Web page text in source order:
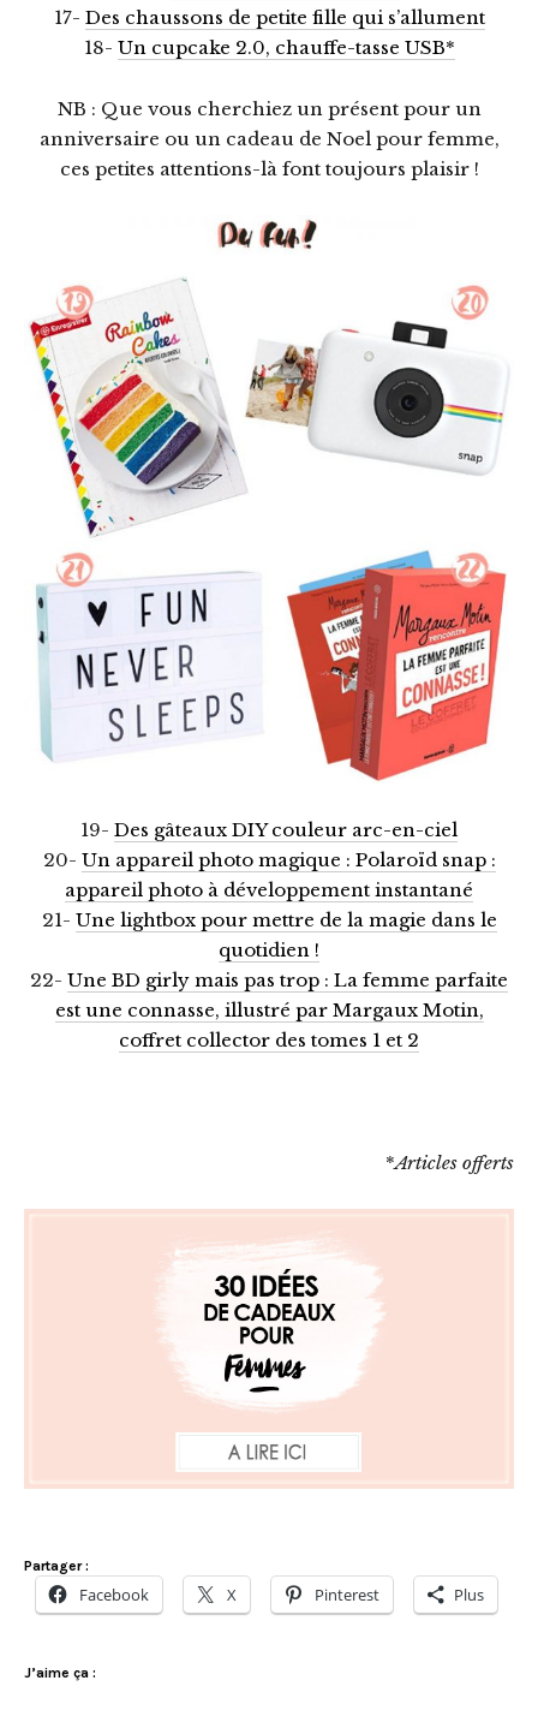
17- Des chaussons de petite fille qui s’allument
18- Un cupcake 2.0, chauffe-tasse USB*
NB : Que vous cherchiez un présent pour un
anniversaire ou un cadeau de Noel pour femme,
ces petites attentions-là font toujours plaisir !
19- Des gâteaux DIY couleur arc-en-ciel
20- Un appareil photo magique : Polaroïd snap :
appareil photo à développement instantané
21- Une lightbox pour mettre de la magie dans le
quotidien !
22- Une BD girly mais pas trop : La femme parfaite
est une connasse, illustré par Margaux Motin,
coffret collector des tomes 1 et 2
*Articles offerts
Partager :
Facebook X Pinterest Plus
J’aime ça :